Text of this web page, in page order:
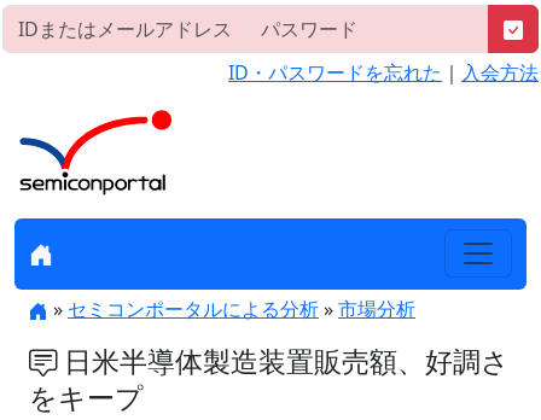
ID・パスワードを忘れた ｜ 入会方法
» セミコンポータルによる分析»市場分析
日米半導体製造装置販売額、好調さ
をキープ